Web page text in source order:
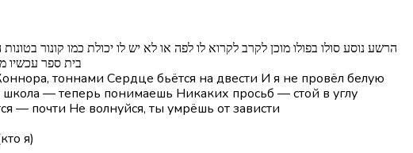
בית ספר עכשיו
тоннами Сердце бьётся на двести И я не провёл белую
школа — теперь понимаешь Никаких просьб — стой в углу
— почти Не волнуйся, ты умрёшь от зависти
я)